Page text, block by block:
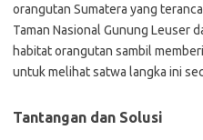
orangutan Sumatera yang
Taman Nasional Gunung Leuser
habitat orangutan sambil
untuk melihat satwa langka ini
Tantangan dan Solusi